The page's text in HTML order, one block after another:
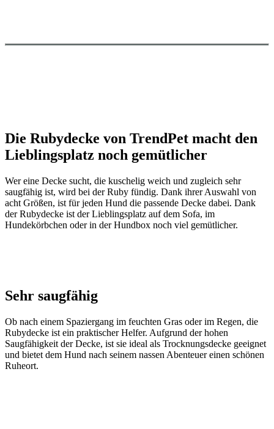
Die Rubydecke von TrendPet macht den
Lieblingsplatz noch gemütlicher
Wer eine Decke sucht, die kuschelig weich und zugleich sehr
saugfähig ist, wird bei der Ruby fündig. Dank ihrer Auswahl von
acht Größen, ist für jeden Hund die passende Decke dabei. Dank
der Rubydecke ist der Lieblingsplatz auf dem Sofa, im
Hundekörbchen oder in der Hundbox noch viel gemütlicher.
Sehr saugfähig
Ob nach einem Spaziergang im feuchten Gras oder im Regen, die
Rubydecke ist ein praktischer Helfer. Aufgrund der hohen
Saugfähigkeit der Decke, ist sie ideal als Trocknungsdecke geeignet
und bietet dem Hund nach seinem nassen Abenteuer einen schönen
Ruheort.